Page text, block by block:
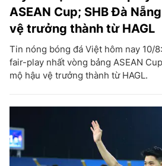
ASEAN Cup; SHB Đà
vệ trưởng thành từ HAGL
Tin nóng bóng đá Việt hôm nay 10/
fair-play nhất vòng bảng ASEAN
mộ hậu vệ trưởng thành từ HAGL.